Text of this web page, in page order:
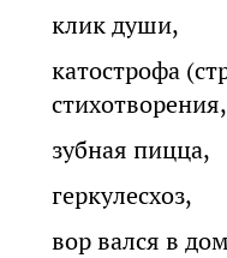
клик души,
катострофа
зубная пицца,
геркулесхоз,
вор вался в